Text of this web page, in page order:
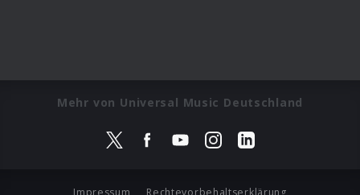
Mehr von Universal Music Deutschland
Impressum Rechtevorbehaltserklärung